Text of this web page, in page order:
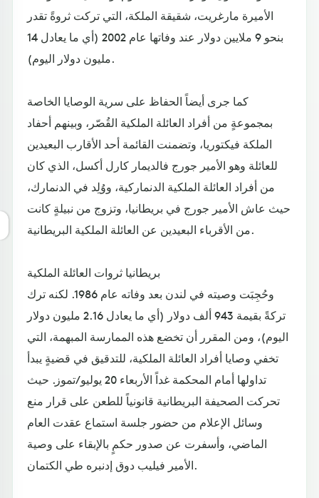
الأميرة مارغريت، شقيقة الملكة، التي تركت ثروةً تقدر
بنحو 9 ملايين دولار عند وفاتها عام 2002 (أي ما يعادل 14
مليون دولار اليوم).
كما جرى أيضاً الحفاظ على سرية الوصايا الخاصة
بمجموعةٍ من أفراد العائلة الملكية القُصّر، وبينهم أحفاد
الملكة فيكتوريا، وتضمنت القائمة أحد الأقارب البعيدين
للعائلة وهو الأمير جورج فالديمار كارل أكسل، الذي كان
من أفراد العائلة الملكية الدنماركية، ووُلِد في الدنمارك،
حيث عاش الأمير جورج في بريطانيا، وتزوج من نبيلةٍ كانت
من الأقرباء البعيدين عن العائلة الملكية البريطانية.
بريطانيا ثروات العائلة الملكية
وحُجِبَت وصيته في لندن بعد وفاته عام 1986. لكنه ترك
تركةً بقيمة 943 ألف دولار (أي ما يعادل 2.16 مليون دولار
اليوم)، ومن المقرر أن تخضع هذه الممارسة المبهمة، التي
تخفي وصايا أفراد العائلة الملكية، للتدقيق في قضيةٍ يبدأ
تداولها أمام المحكمة غداً الأربعاء 20 يوليو/تموز. حيث
تحركت الصحيفة البريطانية قانونياً للطعن على قرار منع
وسائل الإعلام من حضور جلسة استماع عقدت العام
الماضي، وأسفرت عن صدور حكمٍ بالإبقاء على وصية
الأمير فيليب دوق إدنبره طي الكتمان.